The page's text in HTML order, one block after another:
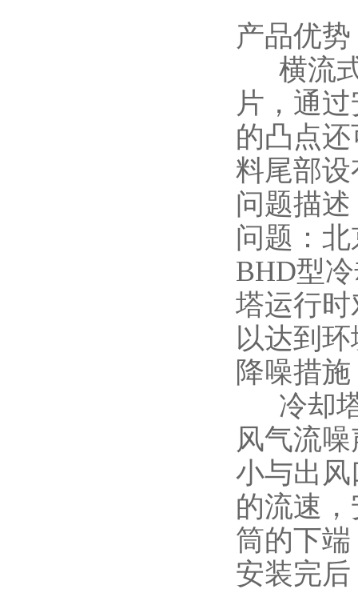
产品优势
横流式
片，通
的凸点
料尾部
问题描述
问题：
BHD型
塔运行
以达到
降噪措
冷却塔
风气流
小与出
的流速
筒的下
安装完